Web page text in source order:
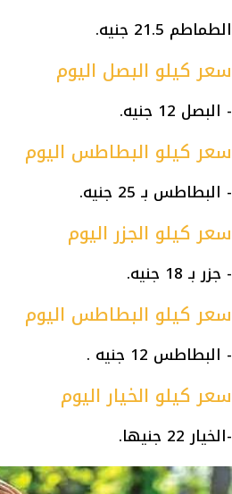
الطماطم
سعر كيلو البصل اليوم
- البصل 12 جنيه.
سعر كيلو البطاطس اليوم
- البطاطس بـ 25 جنيه.
سعر كيلو الجزر اليوم
- جزربـ 18 جنيه.
سعر كيلو البطاطس اليوم
- البطاطس
سعر كيلو الخيار اليوم
-الخيار 22 جنيها.